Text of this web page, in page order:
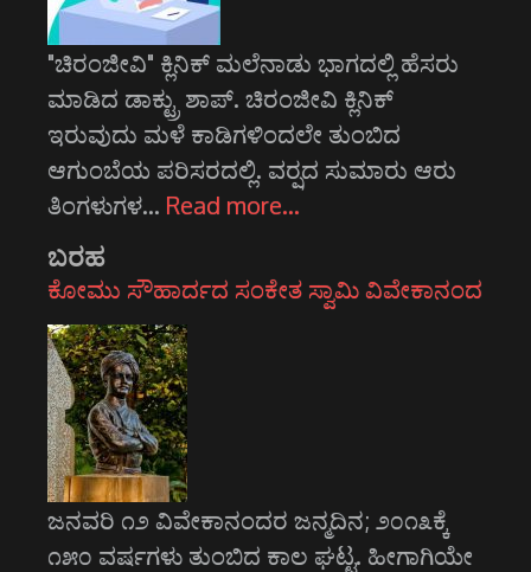
"ಚಿರಂಜೀವಿ" ಕ್ಲಿನಿಕ್ ಮಲೆನಾಡು ಭಾಗದಲ್ಲಿ ಹೆಸರು
ಮಾಡಿದ ಡಾಕ್ಟ್ರು ಶಾಪ್. ಚಿರಂಜೀವಿ ಕ್ಲಿನಿಕ್
ಇರುವುದು ಮಳೆ ಕಾಡಿಗಳಿಂದಲೇ ತುಂಬಿದ
ಆಗುಂಬೆಯ ಪರಿಸರದಲ್ಲಿ. ವರ್‍ಷದ ಸುಮಾರು ಆರು
ತಿಂಗಳುಗಳ… Read more…
ಬರಹ
ಕೋಮು ಸೌಹಾರ್ದದ ಸಂಕೇತ ಸ್ವಾಮಿ ವಿವೇಕಾನಂದ
ಜನವರಿ ೧೨ ವಿವೇಕಾನಂದರ ಜನ್ಮದಿನ; ೨೦೧೩ಕ್ಕೆ
೧೫೦ ವರ್ಷಗಳು ತುಂಬಿದ ಕಾಲ ಘಟ್ಟ. ಹೀಗಾಗಿಯೇ